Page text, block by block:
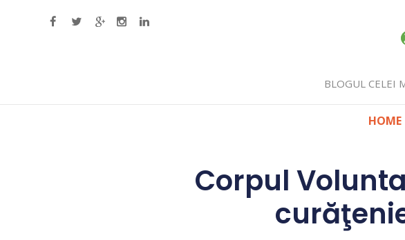
BLOGUL CELEI
HOME
Corpul